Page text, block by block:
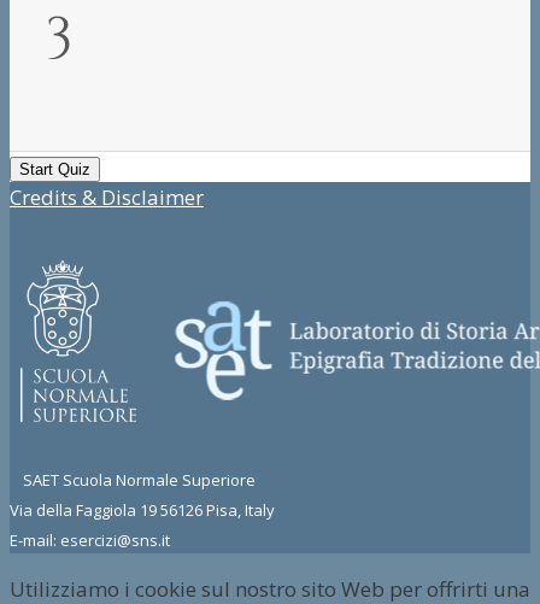
3
Credits & Disclaimer
SAET Scuola Normale Superiore
Via della Faggiola 19 56126 Pisa, Italy
E-mail: esercizi@sns.it
Utilizziamo i cookie sul nostro sito Web per offrirti una